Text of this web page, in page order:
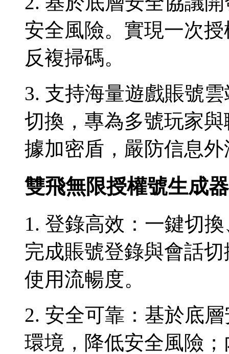
安全風險。實現一次
反複掃碼。
3. 支持海量遊戲賬號
切換，專為多號玩家
據加密盾，嚴防信息外
雙飛無限授權號生成
1. 登錄高效：一鍵切
完成賬號登錄與會話
使用流暢度。
2. 安全可靠：基於底
環境，降低安全風險